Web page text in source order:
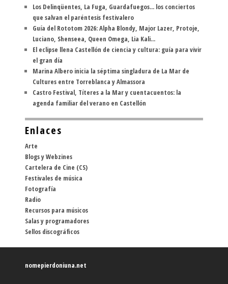
Los Delinqüentes, La Fuga, Guardafuegos... los conciertos
que salvan el paréntesis festivalero
Guía del Rototom 2026: Alpha Blondy, Major Lazer, Protoje,
Luciano, Shenseea, Queen Omega, Lia Kali...
El eclipse llena Castellón de ciencia y cultura: guía para vivir
el gran día
Marina Albero inicia la séptima singladura de La Mar de
Cultures entre Torreblanca y Almassora
Castro Festival, Títeres a la Mar y cuentacuentos: la
agenda familiar del verano en Castellón
Enlaces
Arte
Blogs y Webzines
Cartelera de Cine (CS)
Festivales de música
Fotografía
Radio
Recursos para músicos
Salas y programadores
Sellos discográficos
nomepierdoniuna.net